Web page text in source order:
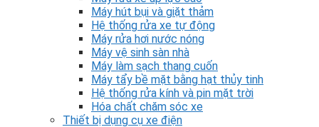
Máy hút bụi và giặt thảm
Hệ thống rửa xe tự động
Máy rửa hơi nước nóng
Máy vệ sinh sàn nhà
Máy làm sạch thang cuốn
Máy tẩy bề mặt bằng hạt thủy tinh
Hệ thống rửa kính và pin mặt trời
Hóa chất chăm sóc xe
Thiết bị dụng cụ xe điện